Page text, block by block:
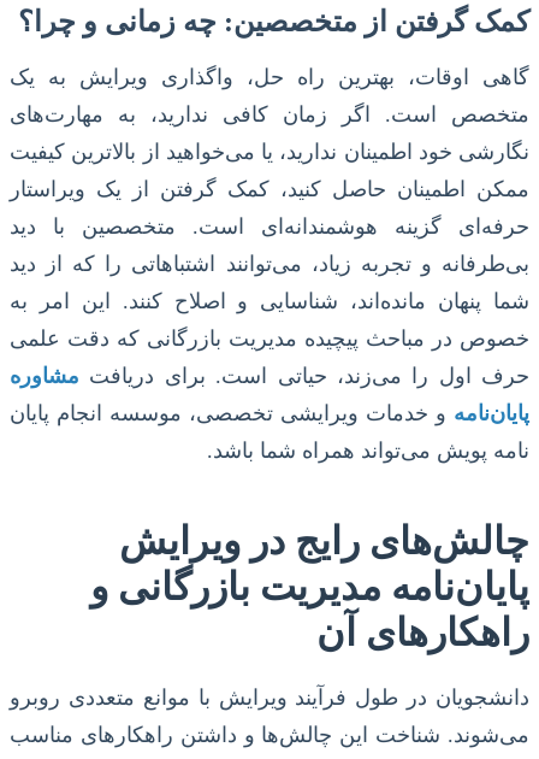
کمک گرفتن از متخصصین: چه زمانی و چرا؟
گاهی اوقات، بهترین راه حل، واگذاری ویرایش به یک
متخصص است. اگر زمان کافی ندارید، به مهارت‌های
نگارشی خود اطمینان ندارید، یا می‌خواهید از بالاترین کیفیت
ممکن اطمینان حاصل کنید، کمک گرفتن از یک ویراستار
حرفه‌ای گزینه هوشمندانه‌ای است. متخصصین با دید
بی‌طرفانه و تجربه زیاد، می‌توانند اشتباهاتی را که از دید
شما پنهان مانده‌اند، شناسایی و اصلاح کنند. این امر به
خصوص در مباحث پیچیده مدیریت بازرگانی که دقت علمی
حرف اول را می‌زند، حیاتی است. برای دریافت مشاوره
پایان‌نامه و خدمات ویرایشی تخصصی، موسسه انجام پایان
نامه پویش می‌تواند همراه شما باشد.
چالش‌های رایج در ویرایش
پایان‌نامه مدیریت بازرگانی و
راهکارهای آن
دانشجویان در طول فرآیند ویرایش با موانع متعددی روبرو
می‌شوند. شناخت این چالش‌ها و داشتن راهکارهای مناسب